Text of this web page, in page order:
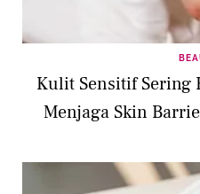
Kulit Sensitif Sering
Menjaga Skin